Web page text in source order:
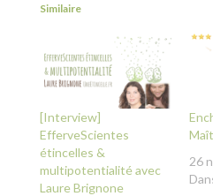
Similaire
[Interview]
EfferveScientes
étincelles &
multipotentialité avec
Laure Brignone
26